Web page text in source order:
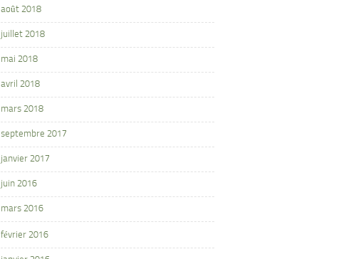
août 2018
juillet 2018
mai 2018
avril 2018
mars 2018
septembre 2017
janvier 2017
juin 2016
mars 2016
février 2016